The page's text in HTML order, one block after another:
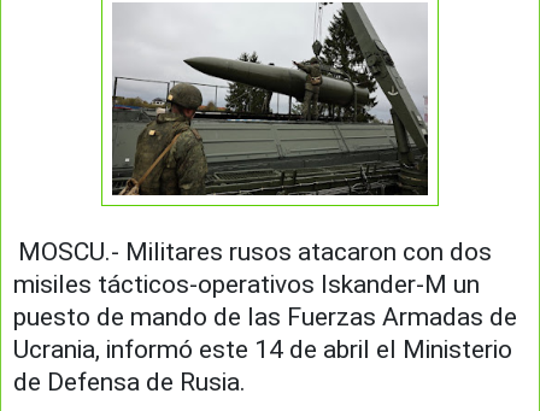
MOSCU.- Militares rusos atacaron con dos
misiles tácticos-operativos Iskander-M un
puesto de mando de las Fuerzas Armadas de
Ucrania, informó este 14 de abril el Ministerio
de Defensa de Rusia.